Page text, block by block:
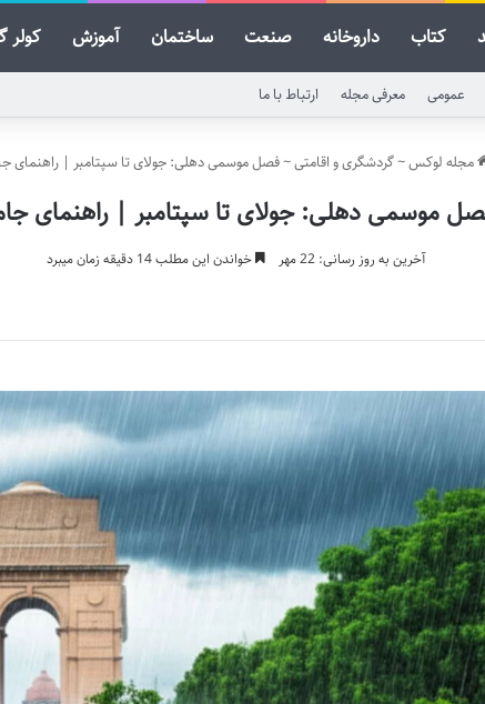
کتاب داروخانه صنعت ساختمان آموزش کولر
عمومی معرفی مجله ارتباط با ما
مجله لوکس~گردشگری و اقامتی~فصل موسمی دهلی: جولای تا سپتامبر | راهنمای
موسمی دهلی: جولای تا سپتامبر | راهنمای
آخرین به روز رسانی: 22 مهر خواندن این مطلب 14 دقیقه زمان میبرد